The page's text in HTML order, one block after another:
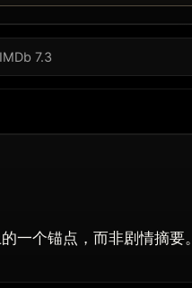
IMDb 7.3
一个锚点，而非剧情摘要。